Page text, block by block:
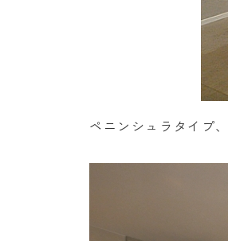
ペニンシュラタイプ